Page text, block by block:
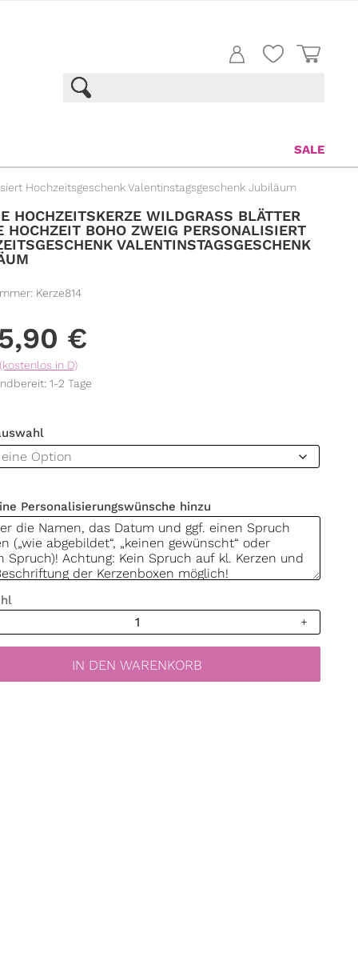
SALE
Hochzeitsgeschenk Valentinstagsgeschenk Jubiläum
HOCHZEITSKERZE WILDGRASS BLÄTTER B
BOHO ZWEIG PERSONALISIERT H
VALENTINSTAGSGESCHENK J
Kerze814
€
in D)
1-2 Tage
Personalisierungswünsche hinzu
IN DEN WARENKORB